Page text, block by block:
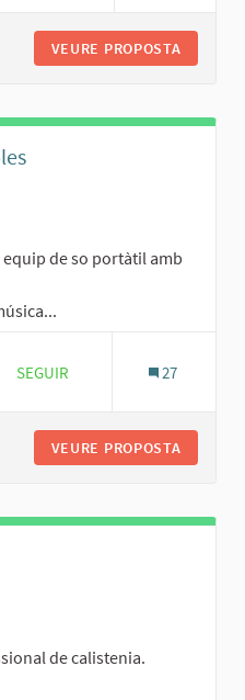
VEURE PROPOSTA
equip de so portàtil amb
7 SEGUIDORES
SEGUIR 27
VEURE PROPOSTA
de calistenia.